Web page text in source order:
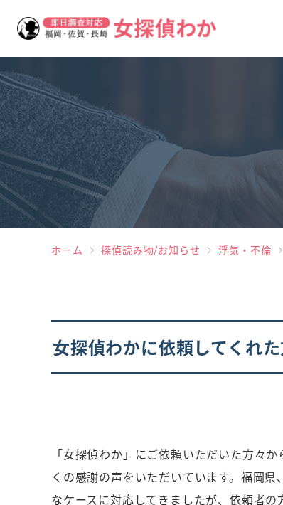
ホーム 探偵読み物/お知らせ 浮気・不倫
女探偵わかに依頼してくれ
「女探偵わか」にご依頼いただいた方々
くの感謝の声をいただいています。福岡
なケースに対応してきましたが、依頼者